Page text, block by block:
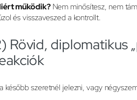
működik?Nem minősítesz, nem
és visszaveszed a kontrollt.
Rövid, diplomatikus
később szeretnél jelezni, vagy